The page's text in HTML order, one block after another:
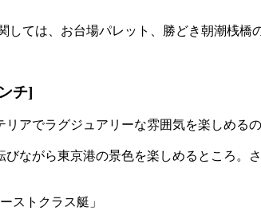
ては、お台場パレット、勝どき朝潮桟橋
チ]
アでラグジュアリーな雰囲気を楽しめる
ながら東京港の景色を楽しめるところ。